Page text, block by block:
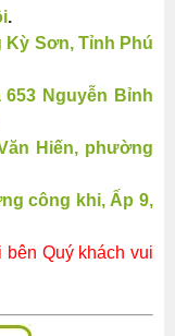
.
Kỳ Sơn, Tỉnh Phú
653 Nguyễn Bỉnh
Hiến, phường
công khi, Ấp 9,
Quý khách vui